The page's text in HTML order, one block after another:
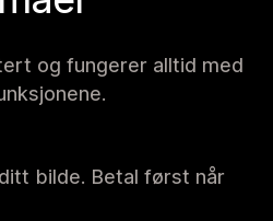
og fungerer alltid med
bilde. Betal først når